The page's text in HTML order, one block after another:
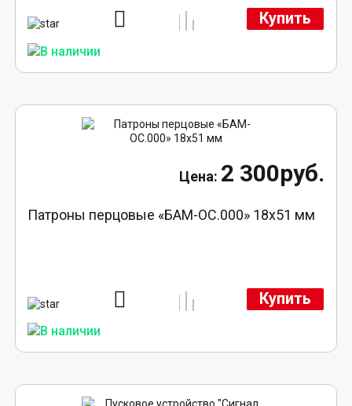
Купить
2 300руб.
Патроны перцовые «БАМ-ОС.000» 18х51 мм
Купить